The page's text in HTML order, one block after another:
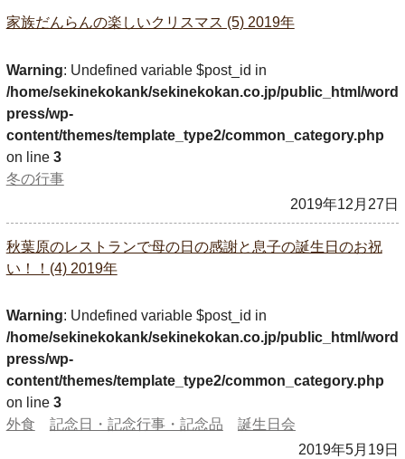
家族だんらんの楽しいクリスマス (5) 2019年
Warning: Undefined variable $post_id in
/home/sekinekokank/sekinekokan.co.jp/public_html/word
press/wp-
content/themes/template_type2/common_category.php
on line 3
冬の行事
2019年12月27日
秋葉原のレストランで母の日の感謝と息子の誕生日のお祝
い！！(4) 2019年
Warning: Undefined variable $post_id in
/home/sekinekokank/sekinekokan.co.jp/public_html/word
press/wp-
content/themes/template_type2/common_category.php
on line 3
外食
記念日・記念行事・記念品
誕生日会
2019年5月19日